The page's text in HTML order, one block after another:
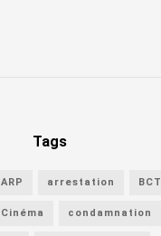
Tags
ARP arrestation BCT
Cinéma condamnation